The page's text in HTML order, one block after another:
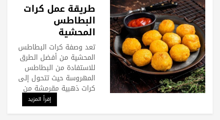
طريقة عمل كرات
البطاطس
المحشية
تعد وصفة كرات البطاطس
المحشية من أفضل الطرق
للاستفادة من البطاطس
المهروسة حيث تتحول إلى
كرات ذهبية مقرمشة من
إقرأ المزيد